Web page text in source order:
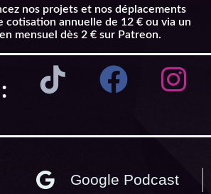
nos projets et nos déplacements
cotisation annuelle de 12 € ou via un
mensuel dès 2 € sur Patreon.
Google Podcast